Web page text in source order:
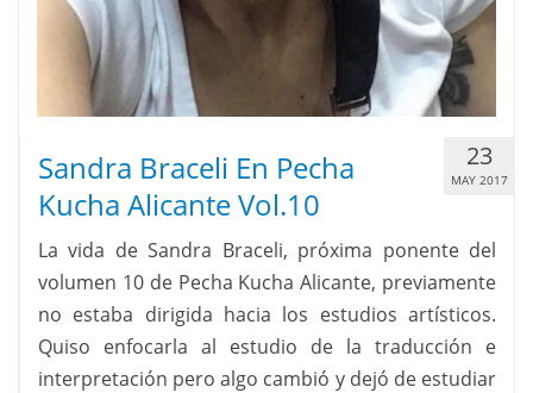
Sandra Braceli En Pecha
Kucha Alicante Vol.10
23
MAY 2017
La vida de Sandra Braceli, próxima ponente del
volumen 10 de Pecha Kucha Alicante, previamente
no estaba dirigida hacia los estudios artísticos.
Quiso enfocarla al estudio de la traducción e
interpretación pero algo cambió y dejó de estudiar